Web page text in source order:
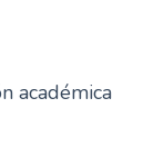
académica